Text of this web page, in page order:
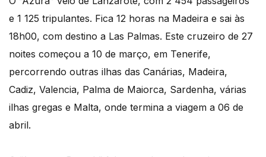
e 1 125 tripulantes. Fica 12 horas na Madeira e sai às
18h00, com destino a Las Palmas. Este cruzeiro de 27
noites começou a 10 de março, em Tenerife,
percorrendo outras ilhas das Canárias, Madeira,
Cadiz, Valencia, Palma de Maiorca, Sardenha, várias
ilhas gregas e Malta, onde termina a viagem a 06 de
abril.